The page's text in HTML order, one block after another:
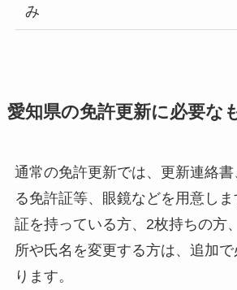
み
愛知県の免許更新に必要な
通常の免許更新では、更新連絡
る免許証等、眼鏡などを用意し
証を持っている方、2枚持ちの方
所や氏名を変更する方は、追加
ります。